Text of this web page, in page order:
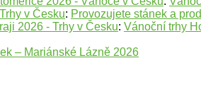
v Česku: Provozujete stánek a
2026 - Trhy v Česku: Vánoční trhy
– Mariánské Lázně 2026